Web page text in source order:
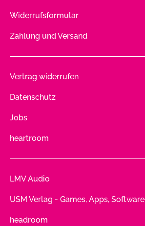
Widerrufsformular
Zahlung und Versand
Vertrag widerrufen
Datenschutz
Jobs
heartroom
LMV Audio
USM Verlag - Games, Apps, Software
headroom